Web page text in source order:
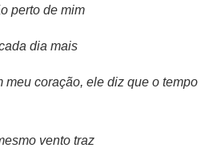
perto de mim
dia mais
meu coração, ele diz que o tempo
vento traz